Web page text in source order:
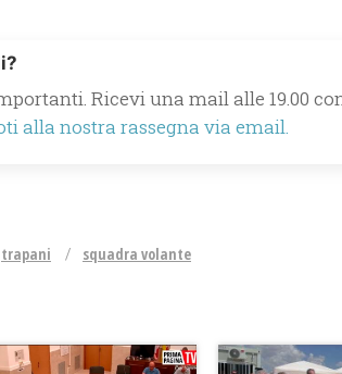
Ricevi una mail alle 19.00
alla nostra rassegna via email.
trapani squadra volante